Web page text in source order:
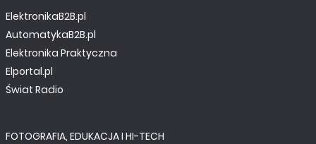
ElektronikaB2B.pl
AutomatykaB2B.pl
Elektronika Praktyczna
Elportal.pl
Świat Radio
FOTOGRAFIA, EDUKACJA I HI-TECH